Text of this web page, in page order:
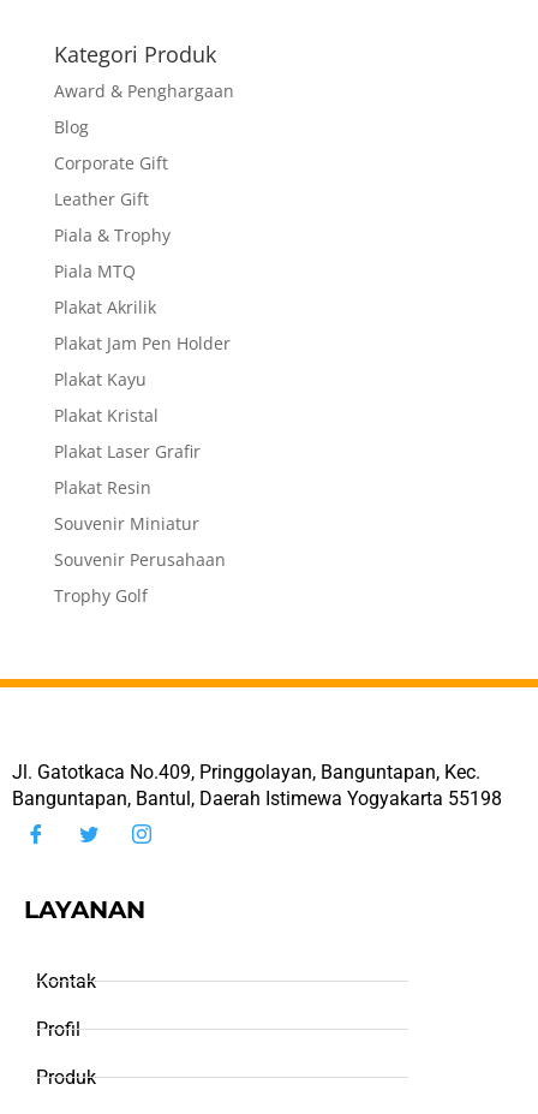
Kategori Produk
Award & Penghargaan
Blog
Corporate Gift
Leather Gift
Piala & Trophy
Piala MTQ
Plakat Akrilik
Plakat Jam Pen Holder
Plakat Kayu
Plakat Kristal
Plakat Laser Grafir
Plakat Resin
Souvenir Miniatur
Souvenir Perusahaan
Trophy Golf
Jl. Gatotkaca No.409, Pringgolayan, Banguntapan, Kec.
Banguntapan, Bantul, Daerah Istimewa Yogyakarta 55198
LAYANAN
Kontak
Profil
Produk